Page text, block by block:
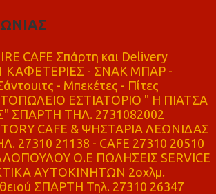
CAFE Σπάρτη και Delivery
ΚΑΦΕΤΕΡΙΕΣ - ΣΝΑΚ ΜΠΑΡ -
- Μπεκέτες - Πίτες
ΕΣΤΙΑΤΟΡΙΟ " Η ΠΙΑΤΣΑ
ΣΠΑΡΤΗ ΤΗΛ. 2731082002
CAFE & ΨΗΣΤΑΡΙΑ ΛΕΩΝΙΔΑΣ
27310 21138 - CAFE 27310 20510
Ο.Ε ΠΩΛΗΣΕΙΣ SERVICE
ΑΥΤΟΚΙΝΗΤΩΝ 2οχλμ.
ΣΠΑΡΤΗ Τηλ. 27310 26347